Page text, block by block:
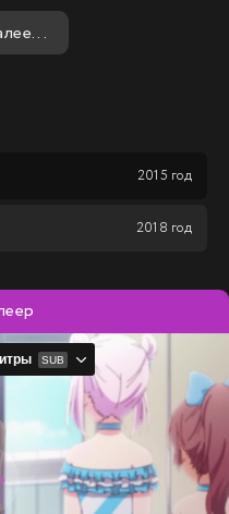
место под солнцем, не
2015 год
2018 год